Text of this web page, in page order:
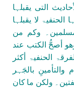
التی یقبلہا
الحنفیۃ لا یقبلہا
وکم من
أصحُّ الکتب عند
الحنفیۃ أکثر
بالجَہر
ولکن ما کان